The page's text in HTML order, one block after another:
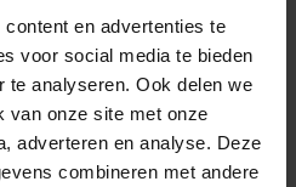
en advertenties te
voor social media te bieden
te analyseren. Ook delen we
van onze site met onze
adverteren en analyse. Deze
combineren met andere